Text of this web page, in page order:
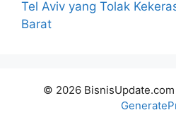
Tel Aviv yang Tolak
Barat
© 2026 BisnisUpdate.com